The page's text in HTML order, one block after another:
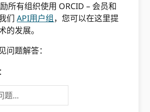
所有组织使用 ORCID – 会员和
们API用户组，您可以在这里提
的发展。
问题解答：